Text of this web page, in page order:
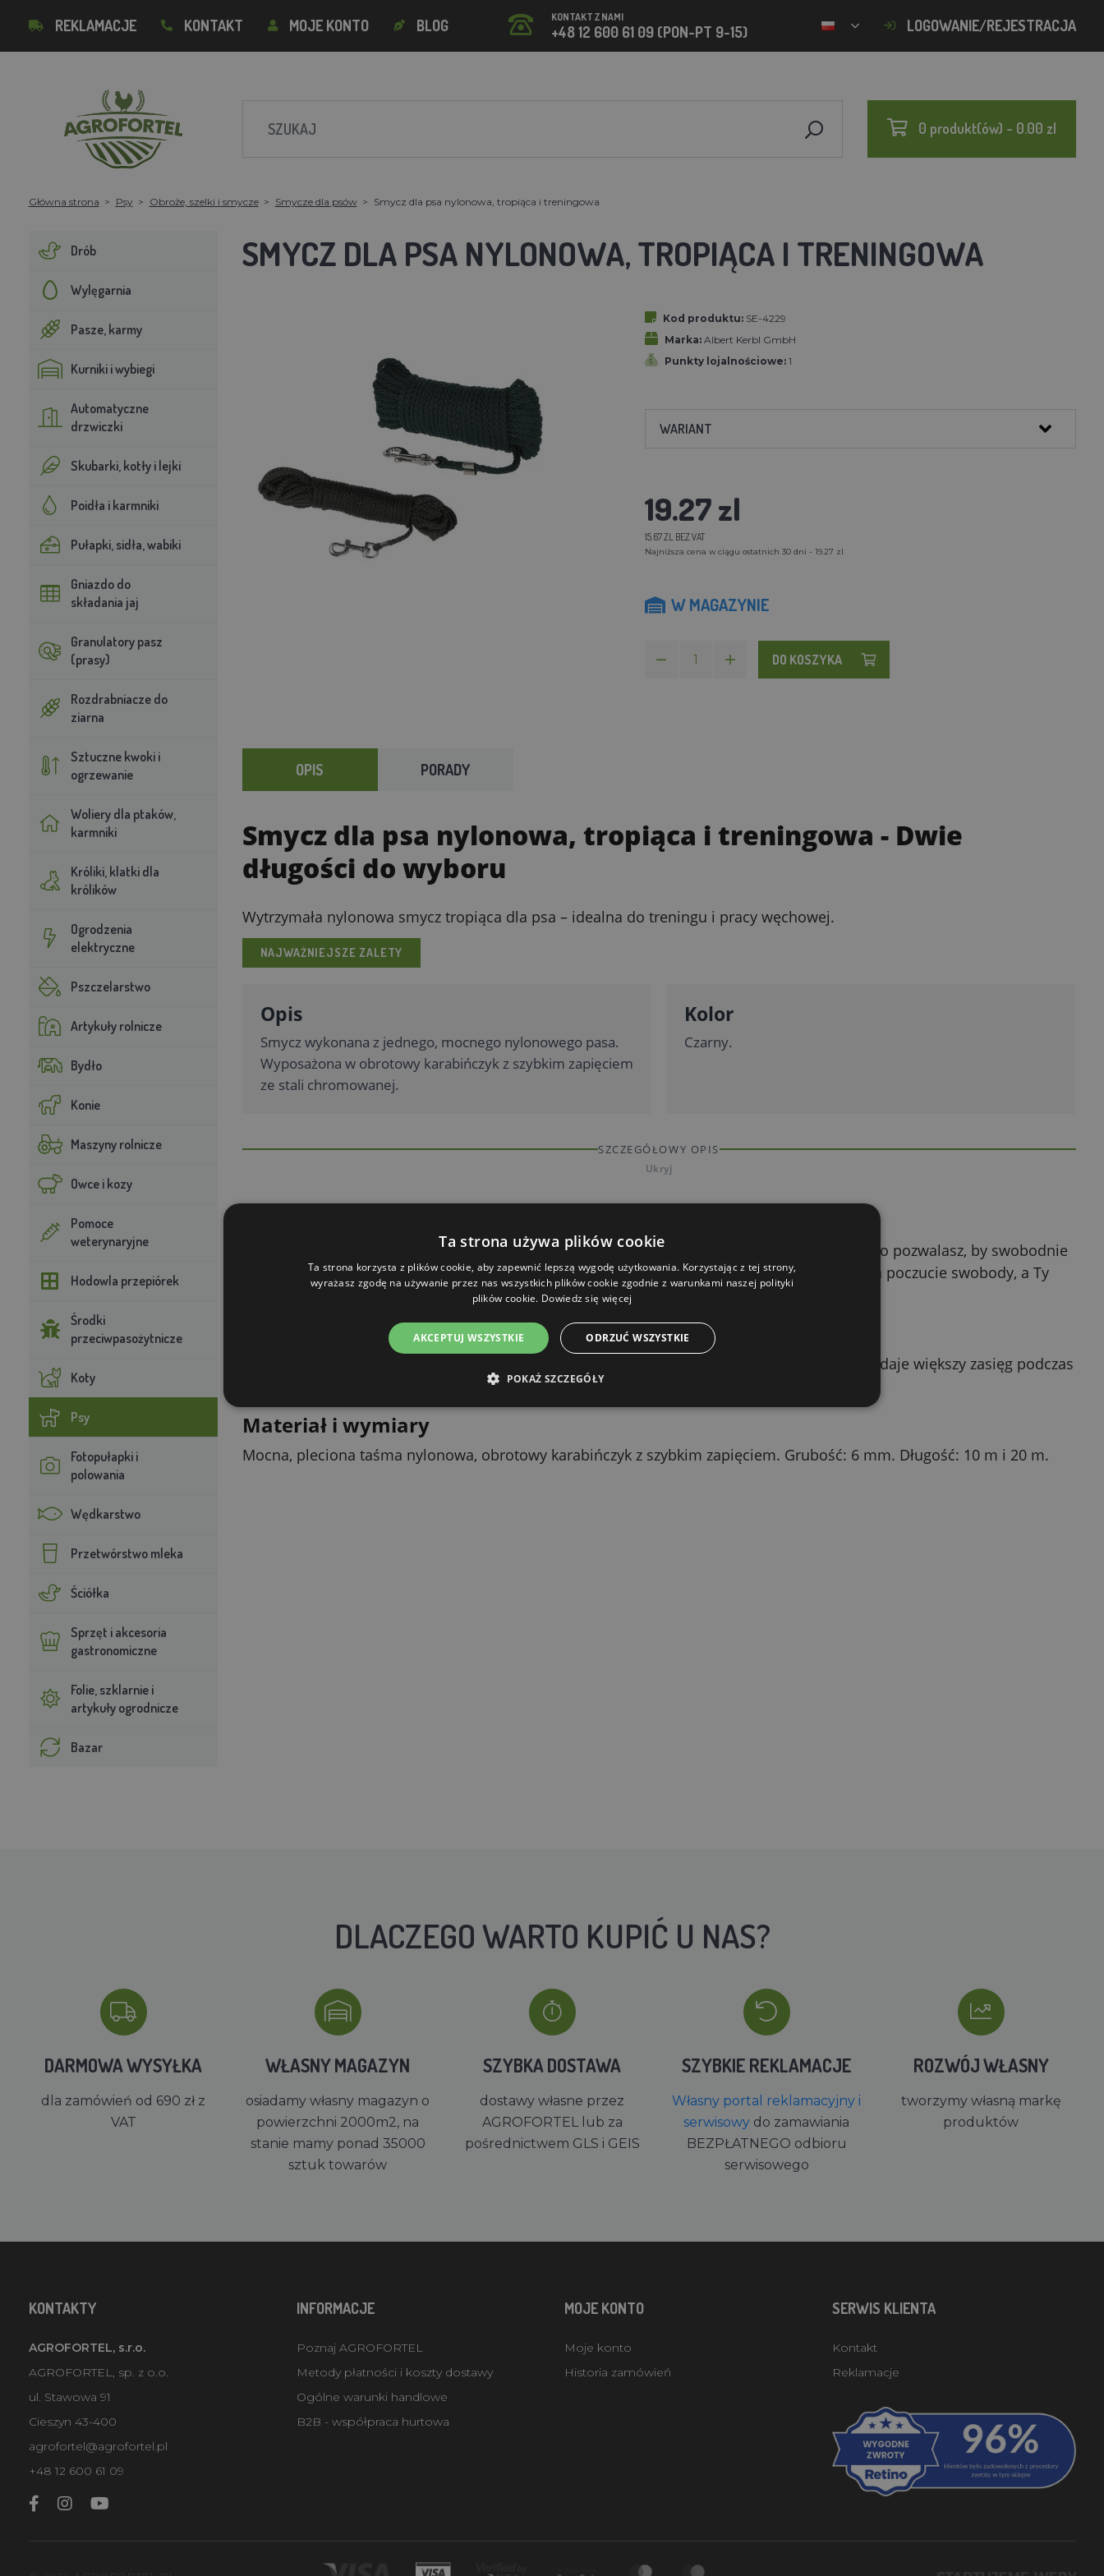
REKLAMACJE KONTAKT MOJE KONTO BLOG KONTAKT Z NAMI
+48 12 600 61 09 (PON-PT 9-15) LOGOWANIE/REJESTRACJA
0 produkt(ów) - 0.00 zl
Główna strona Psy Obroże, szelki i smycze Smycze dla psów Smycz dla psa nylonowa, tropiąca i treningowa
Drób
Wylęgarnia
Pasze, karmy
Kurniki i wybiegi
Automatyczne
drzwiczki
Skubarki, kotły i lejki
Poidła i karmniki
Pułapki, sidła, wabiki
Gniazdo do
składania jaj
Granulatory pasz
(prasy)
Rozdrabniacze do
ziarna
Sztuczne kwoki i
ogrzewanie
Woliery dla ptaków,
karmniki
Króliki, klatki dla
królików
Ogrodzenia
elektryczne
Pszczelarstwo
Artykuły rolnicze
Bydło
Konie
Maszyny rolnicze
Owce i kozy
Pomoce
weterynaryjne
Hodowla przepiórek
Środki
przeciwpasożytnicze
Koty
Psy
Fotopułapki i
polowania
Wędkarstwo
Przetwórstwo mleka
Ściółka
Sprzęt i akcesoria
gastronomiczne
Folie, szklarnie i
artykuły ogrodnicze
Bazar
SMYCZ DLA PSA NYLONOWA, TROPIĄCA I TRENINGOWA
Kod produktu: SE-4229
Marka: Albert Kerbl GmbH
Punkty lojalnościowe: 1
WARIANT
19.27 zl
15.67 ZL BEZ VAT
Najniższa cena w ciągu ostatnich 30 dni - 19.27 zl
W MAGAZYNIE
DO KOSZYKA
OPIS PORADY
Smycz dla psa nylonowa, tropiąca i treningowa - Dwie
długości do wyboru
Wytrzymała nylonowa smycz tropiąca dla psa – idealna do treningu i pracy węchowej.
NAJWAŻNIEJSZE ZALETY
Opis
Smycz wykonana z jednego, mocnego nylonowego pasa.
Wyposażona w obrotowy karabińczyk z szybkim zapięciem
ze stali chromowanej.
Kolor
Czarny.
SZCZEGÓŁOWY OPIS
Ukryj
Smycz tropiąca jest używana przede wszystkim do nauki przywołania. Trzymasz ją w ręce albo pozwalasz, by swobodnie
przesuwała się po ziemi, ale w każdej chwili możesz na nią nadepnąć lub ją chwycić. Pies ma poczucie swobody, a Ty
nadal masz nad nim kontrolę.
Jak dobrać odpowiednią długość
Wersja 10 m sprawdzi się do krótszej pracy i treningu na mniejszej przestrzeni. Wersja 20 m daje większy zasięg podczas
tropienia i szkolenia na większą odległość.
Materiał i wymiary
Mocna, pleciona taśma nylonowa, obrotowy karabińczyk z szybkim zapięciem. Grubość: 6 mm. Długość: 10 m i 20 m.
DLACZEGO WARTO KUPIĆ U NAS?
DARMOWA WYSYŁKA
dla zamówień od 690 zł z
VAT
WŁASNY MAGAZYN
osiadamy własny magazyn o
powierzchni 2000m2, na
stanie mamy ponad 35000
sztuk towarów
SZYBKA DOSTAWA
dostawy własne przez
AGROFORTEL lub za
pośrednictwem GLS i GEIS
SZYBKIE REKLAMACJE
Własny portal reklamacyjny i
serwisowy do zamawiania
BEZPŁATNEGO odbioru
serwisowego
ROZWÓJ WŁASNY
tworzymy własną markę
produktów
KONTAKTY
AGROFORTEL, s.r.o.
AGROFORTEL, sp. z o.o.
ul. Stawowa 91
Cieszyn 43-400
agrofortel@agrofortel.pl
+48 12 600 61 09
INFORMACJE
Poznaj AGROFORTEL
Metody płatności i koszty dostawy
Ogólne warunki handlowe
B2B - współpraca hurtowa
MOJE KONTO
Moje konto
Historia zamówień
SERWIS KLIENTA
Kontakt
Reklamacje
Ta strona używa plików cookie
Ta strona korzysta z plików cookie, aby zapewnić lepszą wygodę użytkowania. Korzystając z tej strony,
wyrażasz zgodę na używanie przez nas wszystkich plików cookie zgodnie z warunkami naszej polityki
plików cookie. Dowiedz się więcej
AKCEPTUJ WSZYSTKIE ODRZUĆ WSZYSTKIE
POKAŻ SZCZEGÓŁY